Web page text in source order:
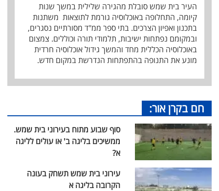
העיר בית שמש סובלת מהגירה שלילית במשך שנות
קיומה, התחלופה באוכלוסיה גורמת לתוצאות משתנות
בתכנון ואפיון הצרכים. בתי ספר ממ"ד מסורתיים נסגרים,
ובמקומם נפתחות ישיבות, תלמודי תורה וכוללים. צמצום
באוכלוסיה הכללית מחד והמשך גידול אוכלוסיה חרדית
מונע את התנופה בהתפתחות הנדרשת במקום חדש.
חם בקרן אור:
סוף שבוע מתוח בעירוני בית שמש.
ממשיכים בליגה ב' או עולים לליגה
א?
עירוני בית שמש תשחק בעונה
הקרובה בליגה א